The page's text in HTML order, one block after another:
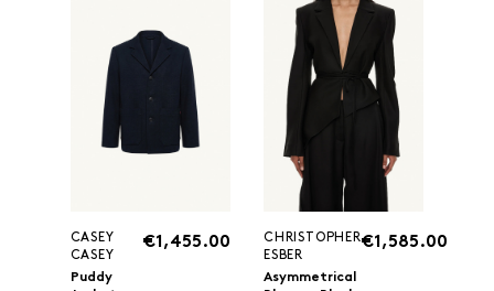
CASEY
CASEY
Puddy
€1,455.00
CHRISTOPHER
ESBER
Asymmetrical
€1,585.00